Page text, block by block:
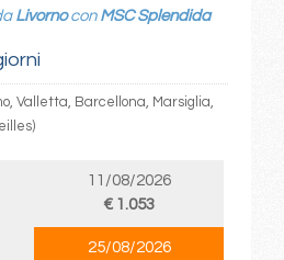
Livornocon MSC Splendida
Valletta, Barcellona, Marsiglia,
11/08/2026
€ 1.053
25/08/2026